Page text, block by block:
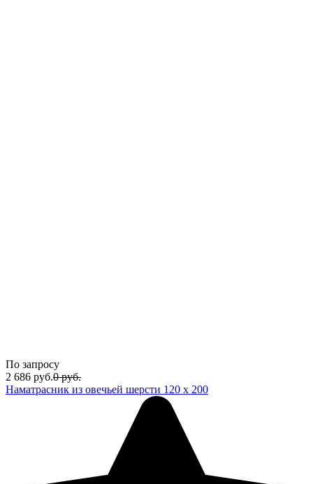
По запросу
2 686 руб.0 руб.
Наматрасник из овечьей шерсти 120 х 200